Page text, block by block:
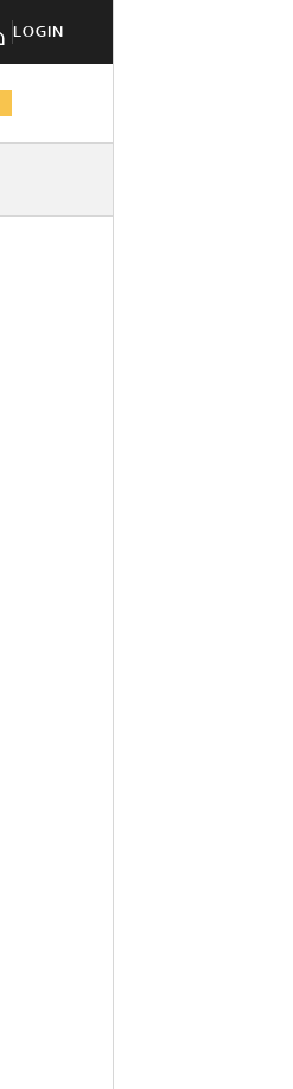
LOGIN